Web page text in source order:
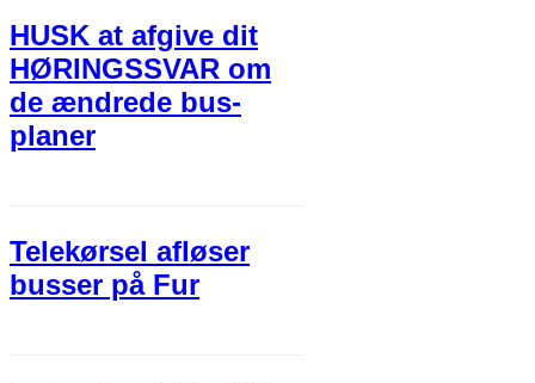
HUSK at afgive dit
HØRINGSSVAR om
de ændrede bus-
planer
Telekørsel afløser
busser på Fur